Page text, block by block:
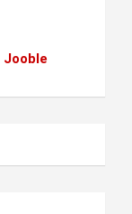
Jooble